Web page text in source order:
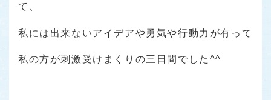
て、
私には出来ないアイデアや勇気や行動力が有って
私の方が刺激受けまくりの三日間でした^^